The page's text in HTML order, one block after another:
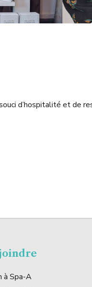
d’hospitalité et de
à Spa-A